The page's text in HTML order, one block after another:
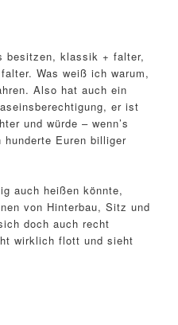
besitzen, klassik + falter,
Was weiß ich warum,
Also hat auch ein
er ist
und würde – wenn’s
hunderte Euren billiger
auch heißen könnte,
von Hinterbau, Sitz und
doch auch recht
wirklich flott und sieht